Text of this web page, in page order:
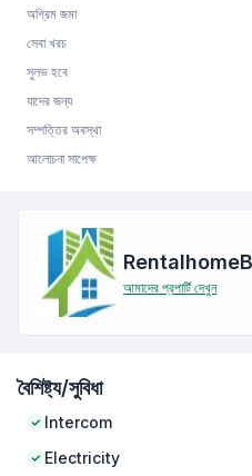
অগ্রিম জমা
সেবা খরচ
সুলভ হবে
যাদের জন্য
সম্পত্তির অবস্থা
আলোচনা সাপেক্ষ
আমাদের প্রপার্টি দেখুন
বৈশিষ্ট্য/সুবিধা
Intercom
Electricity